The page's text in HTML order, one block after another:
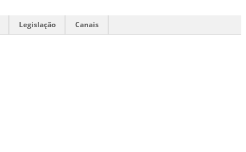
Legislação Canais